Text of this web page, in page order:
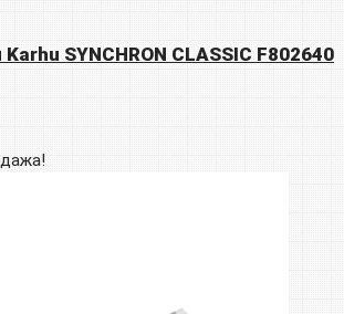
SYNCHRON CLASSIC F802640